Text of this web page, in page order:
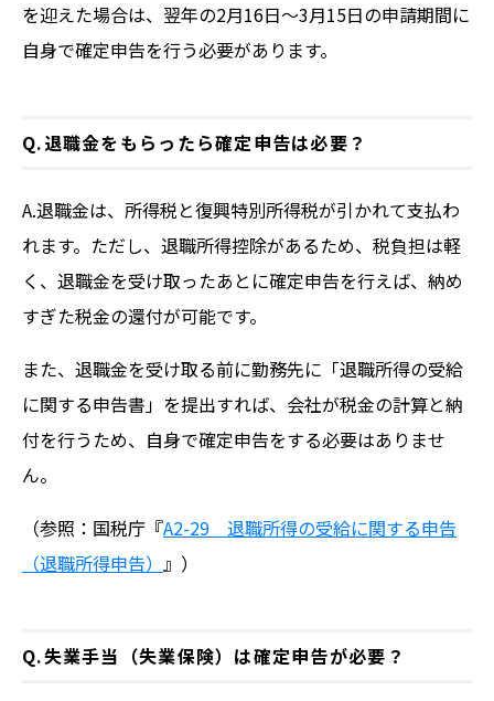
を迎えた場合は、翌年の2月16日～3月15日の申請期間に
自身で確定申告を行う必要があります。
Q.退職金をもらったら確定申告は必要？
A.退職金は、所得税と復興特別所得税が引かれて支払わ
れます。ただし、退職所得控除があるため、税負担は軽
く、退職金を受け取ったあとに確定申告を行えば、納め
すぎた税金の還付が可能です。
また、退職金を受け取る前に勤務先に「退職所得の受給
に関する申告書」を提出すれば、会社が税金の計算と納
付を行うため、自身で確定申告をする必要はありませ
ん。
（参照：国税庁『A2-29 退職所得の受給に関する申告
（退職所得申告） 』）
Q.失業手当（失業保険）は確定申告が必要？